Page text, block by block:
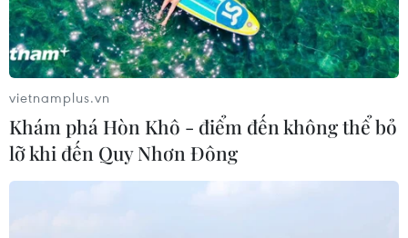
Nhanh chóng hoàn thiện dự
án kết nối vùng, sân bay Long Thành
06/08/2026 15:07
Sẽ thi công đồng loạt Dự án cao tốc
Vinh-Thanh Thủy trong tháng 9
vietnamplus.vn
Khám phá Hòn Khô - điểm đến không thể bỏ
lỡ khi đến Quy Nhơn Đông